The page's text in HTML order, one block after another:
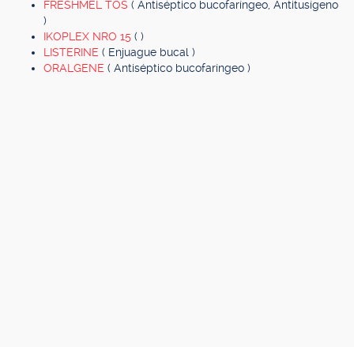
FRESHMEL TOS ( Antiséptico bucofaríngeo, Antitusígeno
)
IKOPLEX NRO 15 ( )
LISTERINE ( Enjuague bucal )
ORALGENE ( Antiséptico bucofaríngeo )